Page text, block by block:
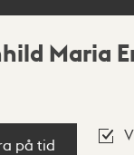
Maria
på tid